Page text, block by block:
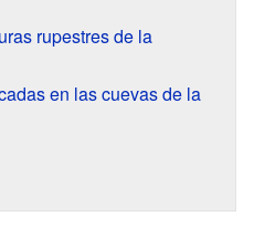
rupestres de la
en las cuevas de la